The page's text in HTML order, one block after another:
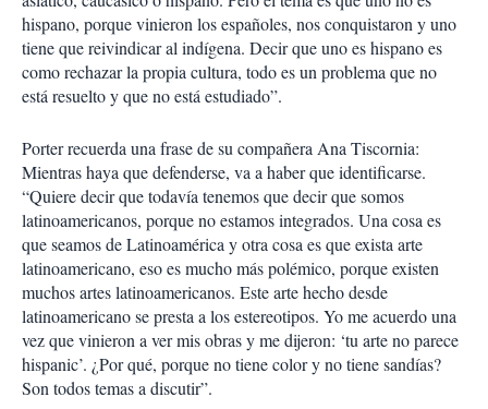
hispano, porque vinieron los españoles, nos conquistaron y uno
tiene que reivindicar al indígena. Decir que uno es hispano es
como rechazar la propia cultura, todo es un problema que no
está resuelto y que no está estudiado”.
Porter recuerda una frase de su compañera Ana Tiscornia:
Mientras haya que defenderse, va a haber que identificarse.
“Quiere decir que todavía tenemos que decir que somos
latinoamericanos, porque no estamos integrados. Una cosa es
que seamos de Latinoamérica y otra cosa es que exista arte
latinoamericano, eso es mucho más polémico, porque existen
muchos artes latinoamericanos. Este arte hecho desde
latinoamericano se presta a los estereotipos. Yo me acuerdo una
vez que vinieron a ver mis obras y me dijeron: ‘tu arte no parece
hispanic’. ¿Por qué, porque no tiene color y no tiene sandías?
Son todos temas a discutir”.